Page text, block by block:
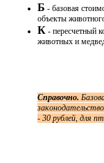
Б - базовая
объекты
К - пересчетный
животных и
Справочно.
- 30 рублей, для